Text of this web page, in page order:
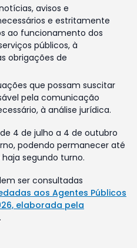
avisos e
e estritamente
ao funcionamento dos
públicos, à
obrigações de
que possam suscitar
pela comunicação
à análise jurídica.
4 de julho a 4 de outubro
podendo permanecer até
segundo turno.
ser consultadas
aos Agentes Públicos
elaborada pela
.